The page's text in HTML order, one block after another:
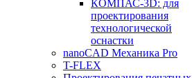
КОМПАС-3D: для
проектирования
технологической
оснастки
nanoCAD Механика Pro
T-FLEX